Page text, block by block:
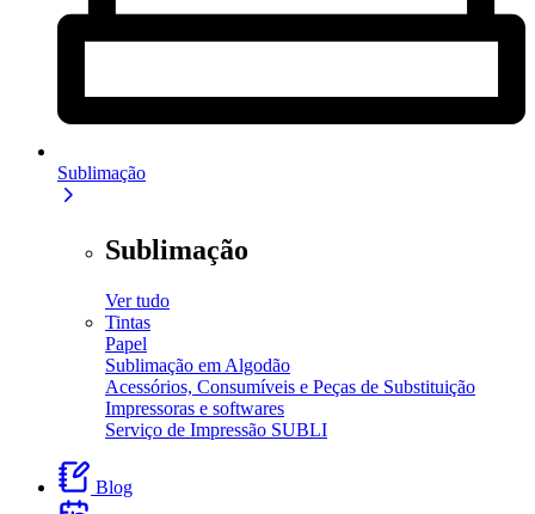
Sublimação
Sublimação
Ver tudo
Tintas
Papel
Sublimação em Algodão
Acessórios, Consumíveis e Peças de Substituição
Impressoras e softwares
Serviço de Impressão SUBLI
Blog